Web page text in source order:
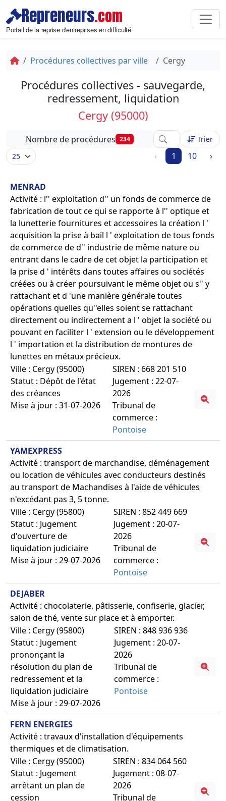
Repreneurs.com
Portail de la reprise d'entreprises en difficulté
Procédures collectives par ville Cergy
Procédures collectives - sauvegarde,
redressement, liquidation
Cergy (95000)
Nombre de procédures 234 Affinez votreTrier
‹ 1 10 ›
MENRAD
Activité : l'' exploitation d'' un fonds de commerce de
fabrication de tout ce qui se rapporte à l'' optique et
la lunetterie fournitures et accessoires la création l '
acquisition la prise à bail l ' exploitation de tous fonds
de commerce de d'' industrie de même nature ou
entrant dans le cadre de cet objet la participation et
la prise d ' intérêts dans toutes affaires ou sociétés
créées ou à créer poursuivant le même objet ou s'' y
rattachant et d 'une manière générale toutes
opérations quelles qu''elles soient se rattachant
directement ou indirectement a l ' objet la société ou
pouvant en faciliter l ' extension ou le développement
l ' importation et la distribution de montures de
lunettes en métaux précieux.
Ville : Cergy (95000)
Statut : Dépôt de l'état
des créances
Mise à jour : 31-07-2026
SIREN : 668 201 510
Jugement : 22-07-
2026
Tribunal de
commerce :
Pontoise
YAMEXPRESS
Activité : transport de marchandise, déménagement
ou location de véhicules avec conducteurs destinés
au transport de Machandises à l'aide de véhicules
n'excédant pas 3, 5 tonne.
Ville : Cergy (95800)
Statut : Jugement
d'ouverture de
liquidation judiciaire
Mise à jour : 29-07-2026
SIREN : 852 449 669
Jugement : 20-07-
2026
Tribunal de
commerce :
Pontoise
DEJABER
Activité : chocolaterie, pâtisserie, confiserie, glacier,
salon de thé, vente sur place et à emporter.
Ville : Cergy (95800)
Statut : Jugement
prononçant la
résolution du plan de
redressement et la
liquidation judiciaire
Mise à jour : 29-07-2026
SIREN : 848 936 936
Jugement : 20-07-
2026
Tribunal de
commerce :
Pontoise
FERN ENERGIES
Activité : travaux d'installation d'équipements
thermiques et de climatisation.
Ville : Cergy (95000)
Statut : Jugement
arrêtant un plan de
cession
SIREN : 834 064 560
Jugement : 08-07-
2026
Tribunal de